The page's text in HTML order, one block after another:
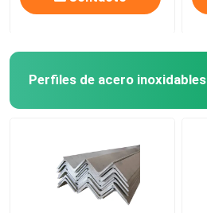
Perfiles de acero inoxidables